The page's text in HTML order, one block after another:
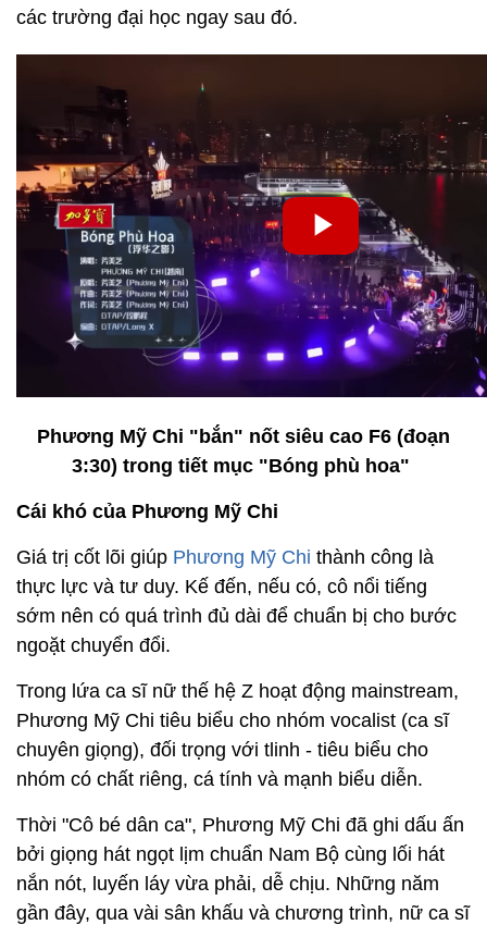
các trường đại học ngay sau đó.
Phương Mỹ Chi "bắn" nốt siêu cao F6 (đoạn
3:30) trong tiết mục "Bóng phù hoa"
Cái khó của Phương Mỹ Chi
Giá trị cốt lõi giúp Phương Mỹ Chi thành công là
thực lực và tư duy. Kế đến, nếu có, cô nổi tiếng
sớm nên có quá trình đủ dài để chuẩn bị cho bước
ngoặt chuyển đổi.
Trong lứa ca sĩ nữ thế hệ Z hoạt động mainstream,
Phương Mỹ Chi tiêu biểu cho nhóm vocalist (ca sĩ
chuyên giọng), đối trọng với tlinh - tiêu biểu cho
nhóm có chất riêng, cá tính và mạnh biểu diễn.
Thời "Cô bé dân ca", Phương Mỹ Chi đã ghi dấu ấn
bởi giọng hát ngọt lịm chuẩn Nam Bộ cùng lối hát
nắn nót, luyến láy vừa phải, dễ chịu. Những năm
gần đây, qua vài sân khấu và chương trình, nữ ca sĩ